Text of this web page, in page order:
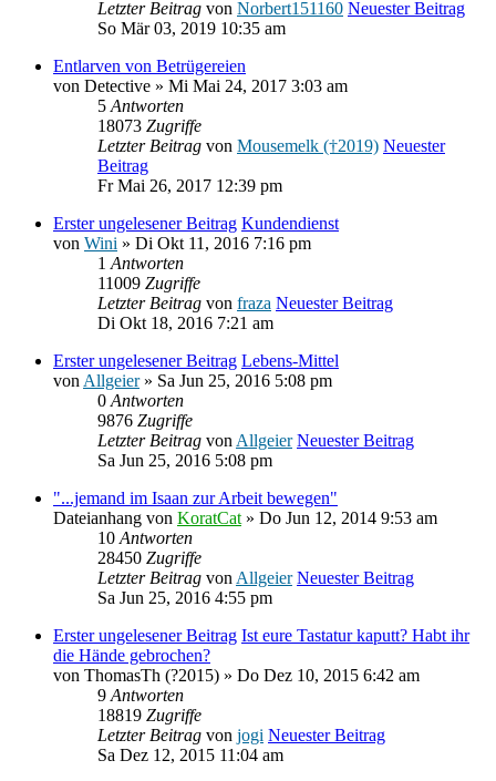
Letzter Beitrag von Norbert151160 Neuester Beitrag
So Mär 03, 2019 10:35 am
Entlarven von Betrügereien
von Detective » Mi Mai 24, 2017 3:03 am
5 Antworten
18073 Zugriffe
Letzter Beitrag von Mousemelk (†2019) Neuester
Beitrag
Fr Mai 26, 2017 12:39 pm
Erster ungelesener Beitrag Kundendienst
von Wini » Di Okt 11, 2016 7:16 pm
1 Antworten
11009 Zugriffe
Letzter Beitrag von fraza Neuester Beitrag
Di Okt 18, 2016 7:21 am
Erster ungelesener Beitrag Lebens-Mittel
von Allgeier» Sa Jun 25, 2016 5:08 pm
0 Antworten
9876 Zugriffe
Letzter Beitrag von Allgeier Neuester Beitrag
Sa Jun 25, 2016 5:08 pm
"...jemand im Isaan zur Arbeit bewegen"
Dateianhang von KoratCat » Do Jun 12, 2014 9:53 am
10 Antworten
28450 Zugriffe
Letzter Beitrag von Allgeier Neuester Beitrag
Sa Jun 25, 2016 4:55 pm
Erster ungelesener Beitrag Ist eure Tastatur kaputt? Habt ihr
die Hände gebrochen?
von ThomasTh (?2015) » Do Dez 10, 2015 6:42 am
9 Antworten
18819 Zugriffe
Letzter Beitrag von jogi Neuester Beitrag
Sa Dez 12, 2015 11:04 am